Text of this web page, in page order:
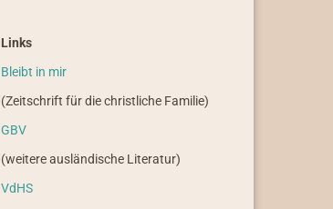
Links
Bleibt in mir
(Zeitschrift für die christliche Familie)
GBV
(weitere ausländische Literatur)
VdHS